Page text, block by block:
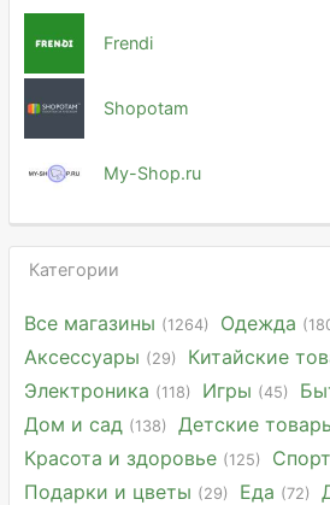
Frendi
Shopotam
My-Shop.ru
Категории
Все магазины (1264) Одежда
Аксессуары (29) Китайские
Электроника (118) Игры (45)
Дом и сад (138) Детские
Красота и здоровье (125)
Подарки и цветы (29) Еда (72)